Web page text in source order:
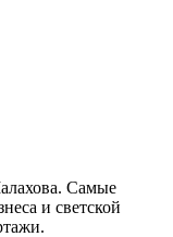
Самые
и светской